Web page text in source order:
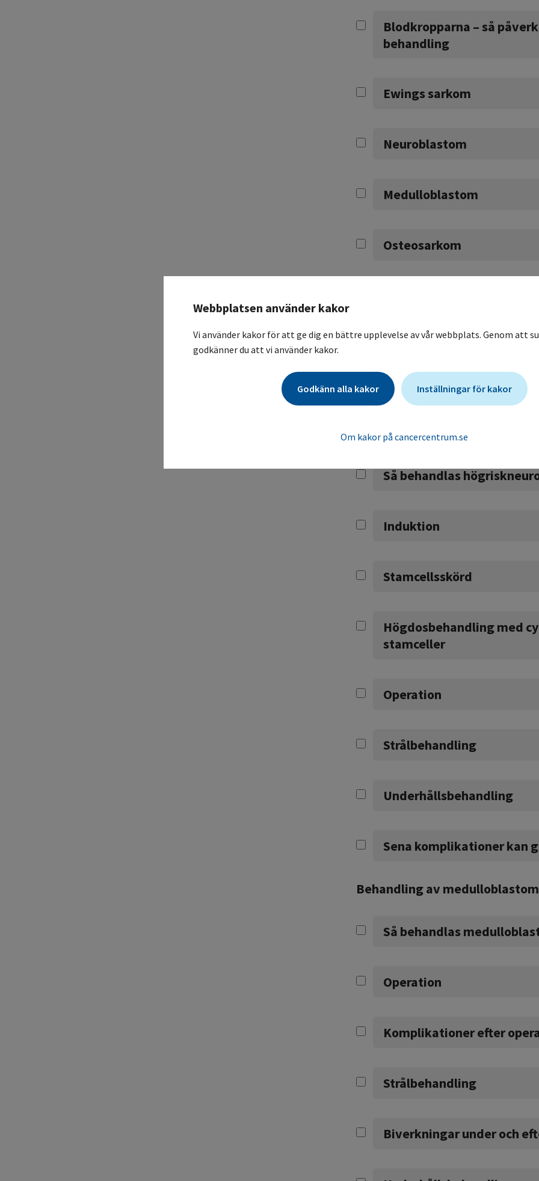
Blodkropparna – så
behandling
Ewings sarkom
Neuroblastom
Medulloblastom
Osteosarkom
Flera olika behandlingar
Behandling av
Så behandlas
Induktion
Stamcellsskörd
Högdosbehandling med
stamceller
Operation
Strålbehandling
Underhållsbehandling
Sena komplikationer kan
Behandling av medulloblastom
Så behandlas
Operation
Komplikationer efter
Strålbehandling
Biverkningar under och
Webbplatsen använder kakor
Vi använder kakor för att ge dig en bättre upplevelse av vår webbplats. Genom att
godkänner du att vi använder kakor.
Godkänn alla kakor Inställningar för kakor
Om kakor på cancercentrum.se